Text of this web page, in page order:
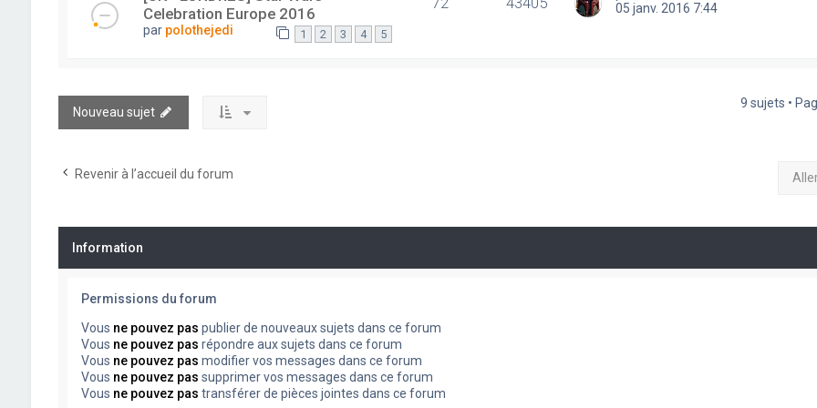
Celebration Europe 2016
par polothejedi 1 2 3 4 5
05 janv. 2016 7:44
Nouveau sujet
9 sujets •
Revenir à l’accueil du forum
Information
Permissions du forum
Vous ne pouvez pas publier de nouveaux sujets dans ce forum
Vous ne pouvez pas répondre aux sujets dans ce forum
Vous ne pouvez pas modifier vos messages dans ce forum
Vous ne pouvez pas supprimer vos messages dans ce forum
Vous ne pouvez pas transférer de pièces jointes dans ce forum